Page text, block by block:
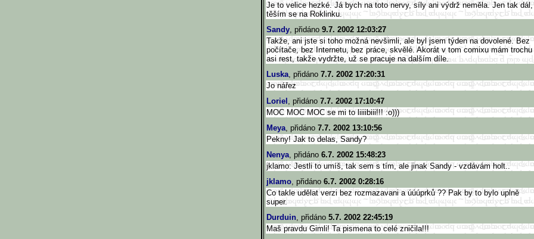
Je to velice hezké. Já bych na toto nervy, síly ani výdrž neměla. Jen tak dál,
těším se na Roklinku.
Sandy, přidáno 9.7. 2002 12:03:27
Takže, ani jste si toho možná nevšimli, ale byl jsem týden na dovolené. Bez
počítače, bez Internetu, bez práce, skvělé. Akorát v tom comixu mám trochu
asi rest, takže vydržte, už se pracuje na dalším díle.
Luska, přidáno 7.7. 2002 17:20:31
Jo nářez
Loriel , přidáno 7.7. 2002 17:10:47
MOC MOC MOC se mi to liiiibiii!!! :o)))
Meya, přidáno 7.7. 2002 13:10:56
Pekny! Jak to delas, Sandy?
Nenya, přidáno 6.7. 2002 15:48:23
jklamo: Jestli to umíš, tak sem s tím, ale jinak Sandy - vzdávám holt..
jklamo, přidáno 6.7. 2002 0:28:16
Co takle udělat verzi bez rozmazavani a úúúprků ?? Pak by to bylo uplně
super.
Durduin, přidáno 5.7. 2002 22:45:19
Maš pravdu Gimli! Ta pismena to celé zničila!!!